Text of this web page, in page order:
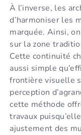
À l’inverse, les
d’harmoniser les
marquée. Ainsi,
sur la zone
Cette continuité
aussi simple
frontière visuelle
perception
cette méthode
travaux
ajustement des